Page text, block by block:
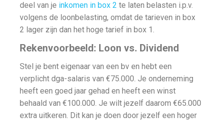
deel van je inkomen in box 2 te laten belasten i.p.v.
volgens de loonbelasting, omdat de tarieven in box
2 lager zijn dan het hoge tarief in box 1.
Rekenvoorbeeld: Loon vs. Dividend
Stel je bent eigenaar van een bv en hebt een
verplicht dga-salaris van €75.000. Je onderneming
heeft een goed jaar gehad en heeft een winst
behaald van €100.000. Je wilt jezelf daarom €65.000
extra uitkeren. Dit kan je doen door jezelf een hoger